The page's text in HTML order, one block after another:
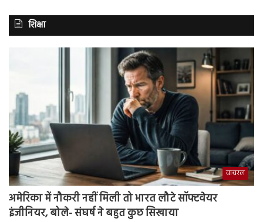
शिक्षा
वायरल
अमेरिका में नौकरी नहीं मिली तो भारत लौटे सॉफ्टवेयर
इंजीनियर, बोले- संघर्ष ने बहुत कुछ सिखाया